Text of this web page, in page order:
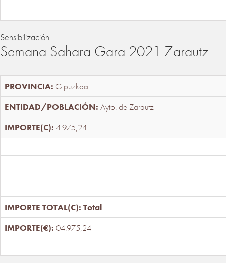
Sensibilización
Semana Sahara Gara 2021 Zarautz
Gipuzkoa
Ayto. de Zarautz
4.975,24
Total:
04.975,24